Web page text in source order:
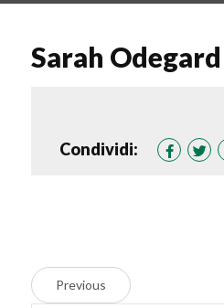
Sarah Odegard
Condividi:
Previous